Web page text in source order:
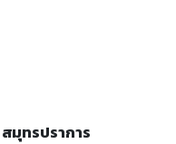
มุทรปราการ